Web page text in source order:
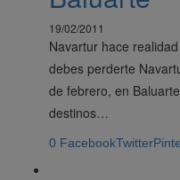
19/02/2011
Navartur hace
debes perderte
de febrero, en
destinos…
0 FacebookTwitter